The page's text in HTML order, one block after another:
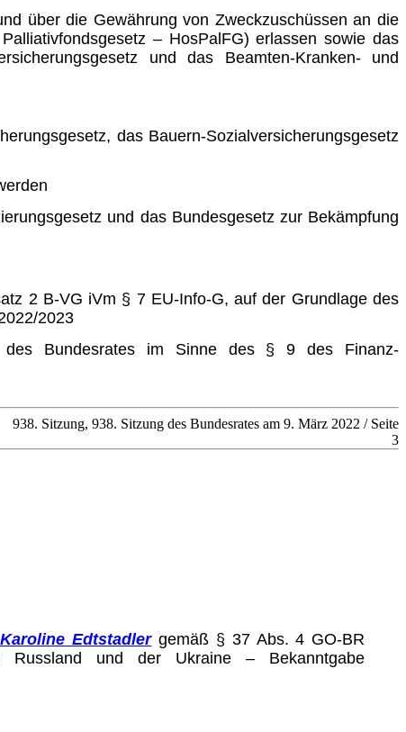
über die Gewährung von Zweckzuschüssen an die
– HosPalFG) erlassen sowie das
und das Beamten-Kranken- und
das Bauern-Sozialversicherungsgesetz
und das Bundesgesetz zur Bekämpfung
2 B-VG iVm § 7 EU-Info-G, auf der Grundlage des
2023
des Bundesrates im Sinne des § 9 des Finanz-
938. Sitzung, 938. Sitzung des Bundesrates am 9. März 2022 / Seite
3
Edtstadlergemäß § 37 Abs. 4 GO-BR
und der Ukraine – Bekanntgabe